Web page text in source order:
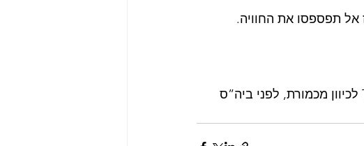
אל תפספסו את החוויה.
מיועד לכל הגילאים ובכל עונות השנה | במחלף ינאי, פונים ימינה ב T לכיוון מכמורת, לפני ביה”ס